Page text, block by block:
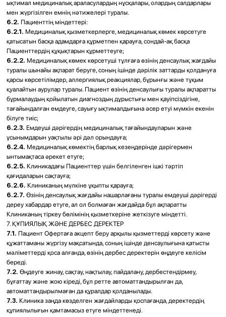
Банк: АО "Kaspi Bank"
КБе: 17
БИК: CASPKZKA
Номер счёта: KZ27722S000006913807
Разработка сайта
© 2025 Все права защищены
Больше, чем просто
ЛОР-клиника